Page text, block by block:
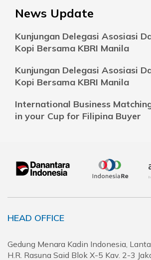
News Update
Kunjungan Delegasi Asosiasi
Kopi Bersama KBRI Manila
Kunjungan Delegasi Asosiasi
Kopi Bersama KBRI Manila
International Business
in your Cup for Filipina Buyer
HEAD OFFICE
Gedung Menara Kadin Indonesia,
H.R. Rasuna Said Blok X-5 Kav. 2-3